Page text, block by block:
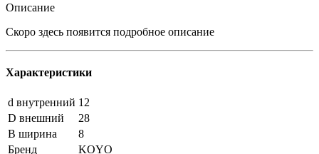
Описание
Скоро здесь появится подробное описание
Характеристики
d внутренний 12
D внешний
28
B ширина
8
Бренд
KOYO